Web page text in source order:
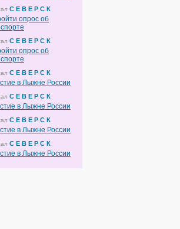
С Е В Е Р С К
опрос об
С Е В Е Р С К
опрос об
С Е В Е Р С К
в Лыжне России
С Е В Е Р С К
в Лыжне России
С Е В Е Р С К
в Лыжне России
С Е В Е Р С К
в Лыжне России